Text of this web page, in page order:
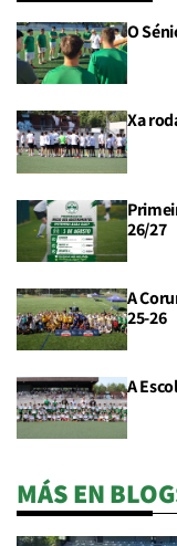
O
Xa
26/27
A
25-26
A
MÁS EN